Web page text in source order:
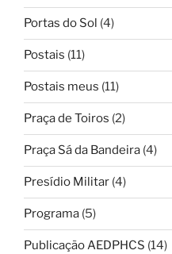
Portas do Sol (4)
Postais (11)
Postais meus (11)
Praça de Toiros (2)
Praça Sá da Bandeira (4)
Presídio Militar (4)
Programa (5)
Publicação AEDPHCS (14)